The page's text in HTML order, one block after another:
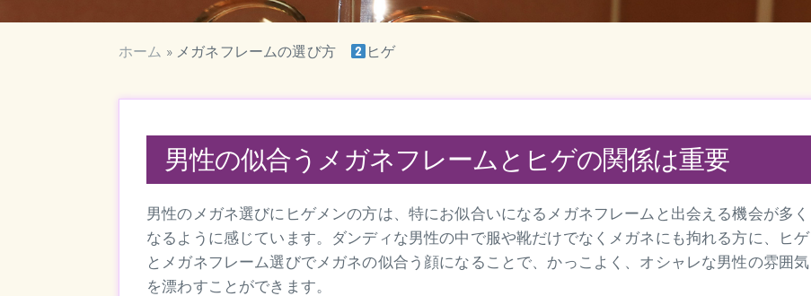
ホーム » メガネフレームの選び方 ヒゲ
男性の似合うメガネフレームとヒゲの関係は重要
男性のメガネ選びにヒゲメンの方は、特にお似合いになるメガネフレームと出会える機会が多く
なるように感じています。ダンディな男性の中で服や靴だけでなくメガネにも拘れる方に、ヒゲ
とメガネフレーム選びでメガネの似合う顔になることで、かっこよく、オシャレな男性の雰囲気
を漂わすことができます。